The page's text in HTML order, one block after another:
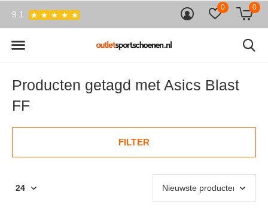
0 0
9.1
Producten getagd met Asics Blast
FF
FILTER